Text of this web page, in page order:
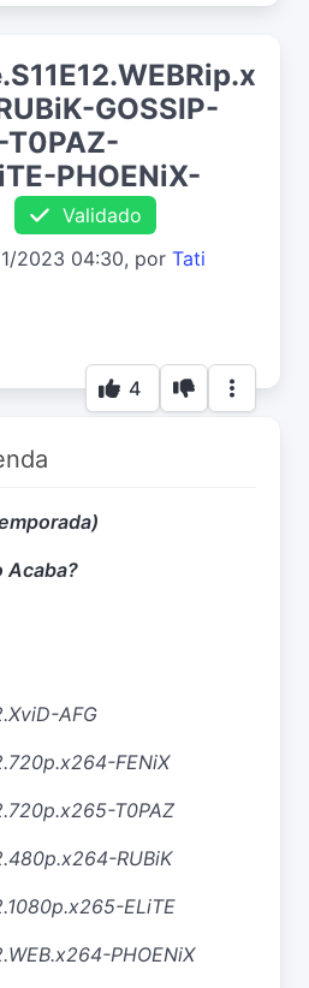
GOSSIP-
T0PAZ-
PHOENiX-
Validado
2023 04:30, por Tati
4
Acaba?
AFG
FENiX
T0PAZ
RUBiK
ELiTE
PHOENiX